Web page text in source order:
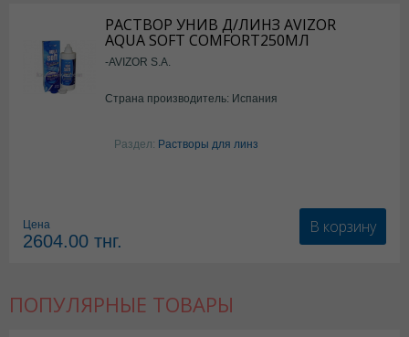
РАСТВОР УНИВ Д/ЛИНЗ AVIZOR
AQUA SOFT COMFORT250МЛ
-AVIZOR S.A.
Страна производитель: Испания
Раздел: Растворы для линз
Цена
2604.00 тнг.
В корзину
ПОПУЛЯРНЫЕ ТОВАРЫ